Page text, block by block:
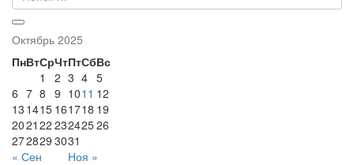
Октябрь 2025
ПнВтСрЧтПтСбВс
« Сен Ноя »
1 2 3 4 5
6 7 8 9 1011 12
13 1415 161718 19
2021 22 23242526
272829 3031